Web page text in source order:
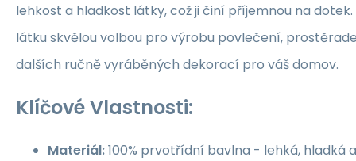
lehkost a hladkost látky, což ji činí příjemnou na
látku skvělou volbou pro výrobu povlečení,
dalších ručně vyráběných dekorací pro váš domov.
Klíčové Vlastnosti:
Materiál:100% prvotřídní bavlna - lehká, hladká